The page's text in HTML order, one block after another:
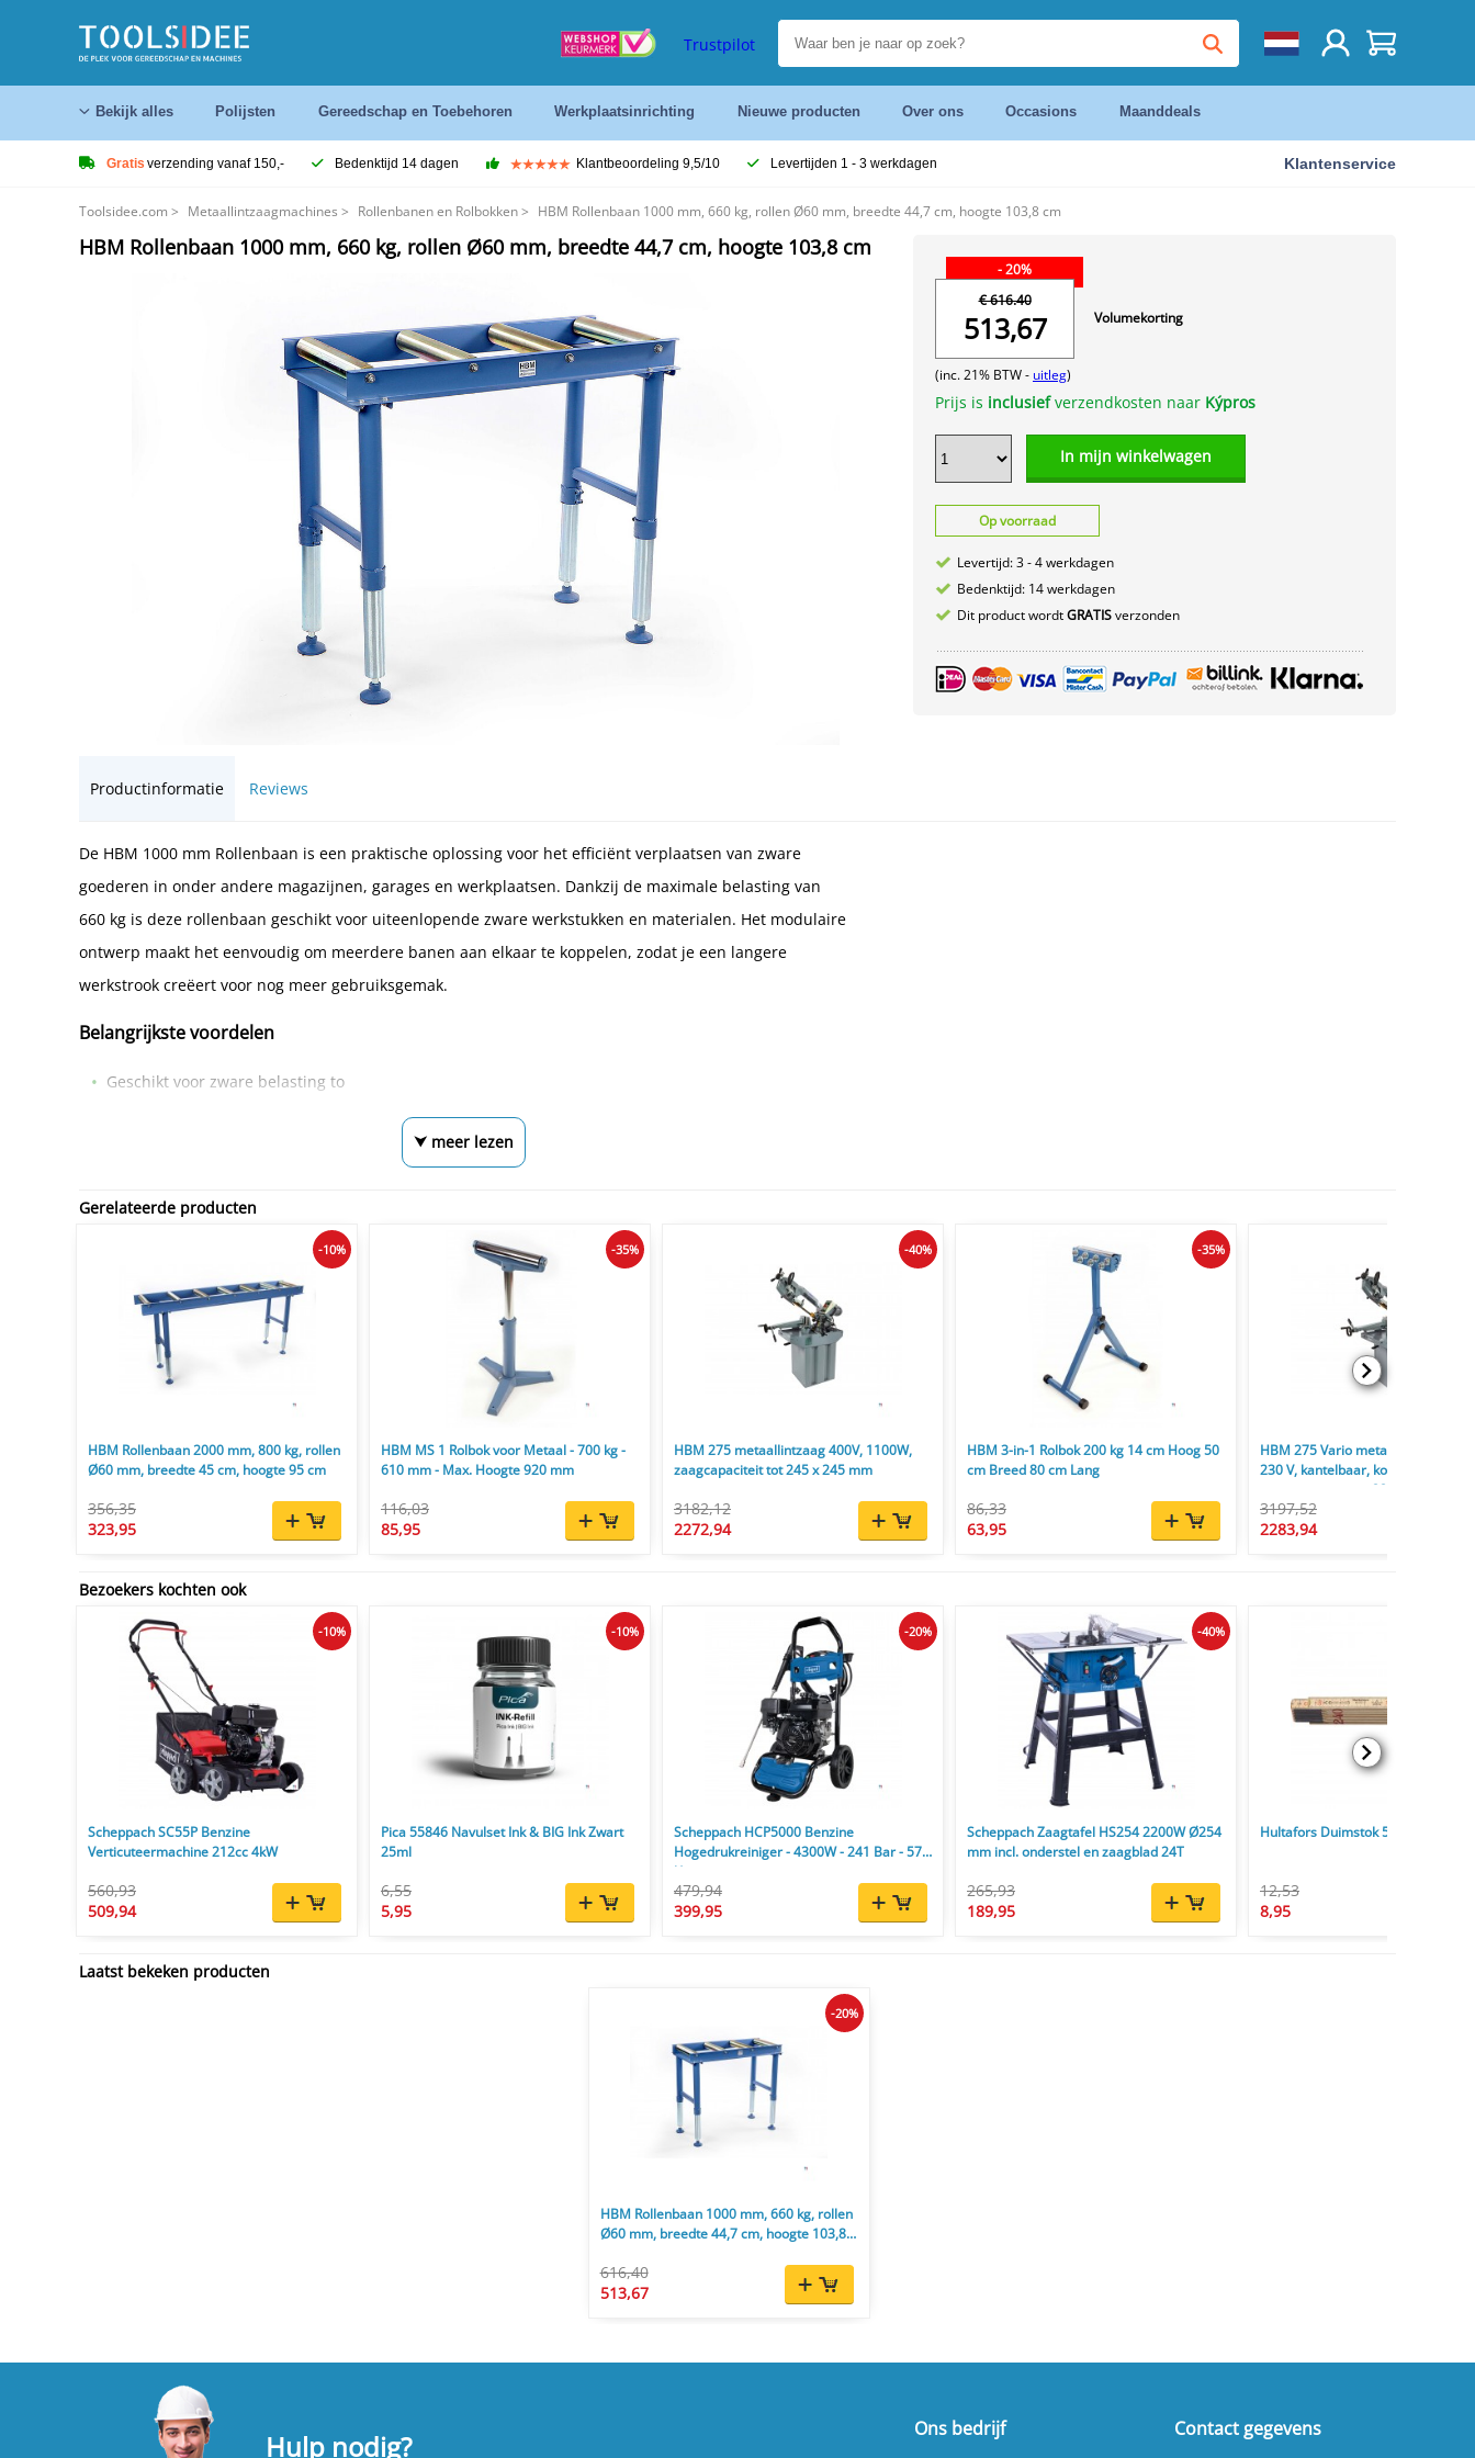
Trustpilot
Bekijk alles Polijsten Gereedschap en Toebehoren Werkplaatsinrichting Nieuwe producten Over ons Occasions Maanddeals
Gratis verzending vanaf 150,- Bedenktijd 14 dagen Klantbeoordeling 9,5/10 Levertijden 1 - 3 werkdagen Klantenservice
Toolsidee.com > Metaallintzaagmachines > Rollenbanen en Rolbokken> HBM Rollenbaan 1000 mm, 660 kg, rollen Ø60 mm, breedte 44,7 cm, hoogte 103,8 cm
HBM Rollenbaan 1000 mm, 660 kg, rollen Ø60 mm, breedte 44,7 cm, hoogte 103,8 cm
- 20%
€ 616.40
513,67
(inc. 21% BTW - uitleg)
Volumekorting
Prijs is inclusiefverzendkosten naar Kýpros
In mijn winkelwagen
Op voorraad
Levertijd: 3 - 4 werkdagen
Bedenktijd: 14 werkdagen
Dit product wordtGRATISverzonden
Productinformatie Reviews
De HBM 1000 mm Rollenbaan is een praktische oplossing voor het efficiënt verplaatsen van zware
goederen in onder andere magazijnen, garages en werkplaatsen. Dankzij de maximale belasting van
660 kg is deze rollenbaan geschikt voor uiteenlopende zware werkstukken en materialen. Het modulaire
ontwerp maakt het eenvoudig om meerdere banen aan elkaar te koppelen, zodat je een langere
werkstrook creëert voor nog meer gebruiksgemak.
Belangrijkste voordelen
Geschikt voor zware belasting to
⮟ meer lezen
Gerelateerde producten
HBM Rollenbaan 2000 mm, 800 kg, rollen
Ø60 mm, breedte 45 cm, hoogte 95 cm
356,35
323,95
-10%
HBM MS 1 Rolbok voor Metaal - 700 kg -
610 mm - Max. Hoogte 920 mm
116,03
85,95
-35%
HBM 275 metaallintzaag 400V, 1100W,
zaagcapaciteit tot 245 x 245 mm
3182,12
2272,94
-40%
HBM 3-in-1 Rolbok 200 kg 14 cm Hoog 50
cm Breed 80 cm Lang
86,33
63,95
-35%
HBM 275 Vario metaalbandzaag,
230 V, kantelbaar, koelinstallatie,
zaagcapaciteit tot 225 mm
3197,52
2283,94
Bezoekers kochten ook
Scheppach SC55P Benzine
Verticuteermachine 212cc 4kW
560,93
509,94
-10%
Pica 55846 Navulset Ink & BIG Ink Zwart
25ml
6,55
5,95
-10%
Scheppach HCP5000 Benzine
Hogedrukreiniger - 4300W - 241 Bar - 570
l/u
479,94
399,95
-20%
Scheppach Zaagtafel HS254 2200W Ø254
mm incl. onderstel en zaagblad 24T
265,93
189,95
-40%
Hultafors Duimstok 59 2,4 m - 12-
12,53
8,95
Laatst bekeken producten
HBM Rollenbaan 1000 mm, 660 kg, rollen
Ø60 mm, breedte 44,7 cm, hoogte 103,8
616,40
513,67
-20%
Ons bedrijf Contact gegevens
Hulp nodig?